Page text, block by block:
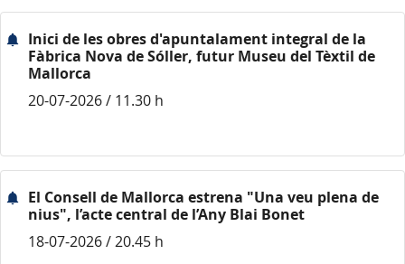
Inici de les obres d'apuntalament integral de la
Fàbrica Nova de Sóller, futur Museu del Tèxtil de
Mallorca
20-07-2026 / 11.30 h
El Consell de Mallorca estrena "Una veu plena de
nius", l’acte central de l’Any Blai Bonet
18-07-2026 / 20.45 h